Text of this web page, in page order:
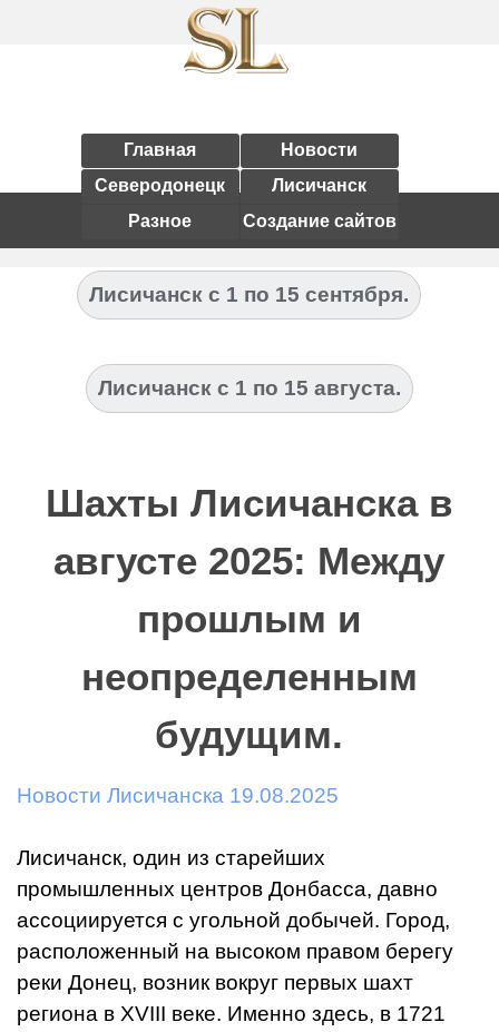
Главная
Новости
Северодонецк
Лисичанск
Разное
Создание сайтов
Лисичанск с 1 по 15 сентября.
Лисичанск с 1 по 15 августа.
Шахты Лисичанска в
августе 2025: Между
прошлым и
неопределенным
будущим.
Новости Лисичанска 19.08.2025
Лисичанск, один из старейших
промышленных центров Донбасса, давно
ассоциируется с угольной добычей. Город,
расположенный на высоком правом берегу
реки Донец, возник вокруг первых шахт
региона в XVIII веке. Именно здесь, в 1721